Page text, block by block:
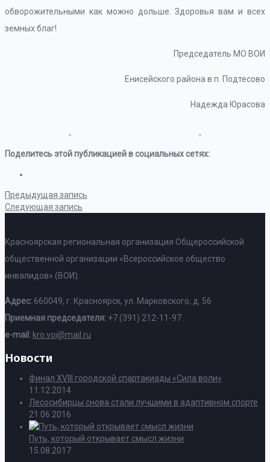
обворожительными как можно дольше. Здоровья вам и всех
земных благ!
Председатель МО ВОИ
Енисейского района в п. Подтесово
Надежда Юрасова
Поделитесь этой публикацией в социальных сетях:
Предыдущая запись
Следующая запись
Красноярская региональная организация Общероссийской
общественной организации «Всероссийское общество
инвалидов» (ВОИ).
Адрес: 660049, г. Красноярск, ул. Марковского, д. 56
Приемная председателя: +7 (391) 212-11-97
e-mail: kro.voi@mail.ru
Новости
Финал XVIII городской спартакиады «Сила воли»
11.12.2014
Лесосибирцы снова стали лучшими в адаптивном спорте
21.06.2016
Путь, который открывает смысл жизни
15.08.2017